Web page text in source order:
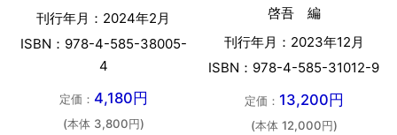
刊行年月：2024年2月
ISBN：978-4-585-38005-
4
定価： 4,180円
(本体 3,800円)
啓吾 編
刊行年月：2023年12月
ISBN：978-4-585-31012-9
定価： 13,200円
(本体 12,000円)